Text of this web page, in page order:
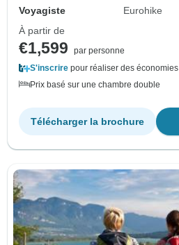
Voyagiste
Eurohike
À partir de
€1,599
par personne
S'inscrire pour réaliser des économies
Prix basé sur une chambre double
Télécharger la brochure